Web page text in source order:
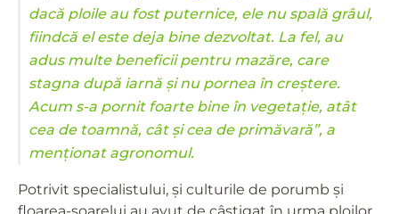
dacă ploile au fost puternice, ele nu spală grâul,
fiindcă el este deja bine dezvoltat. La fel, au
adus multe beneficii pentru mazăre, care
stagna după iarnă și nu pornea în creștere.
Acum s-a pornit foarte bine în vegetație, atât
cea de toamnă, cât și cea de primăvară”, a
menționat agronomul.
Potrivit specialistului, și culturile de porumb și